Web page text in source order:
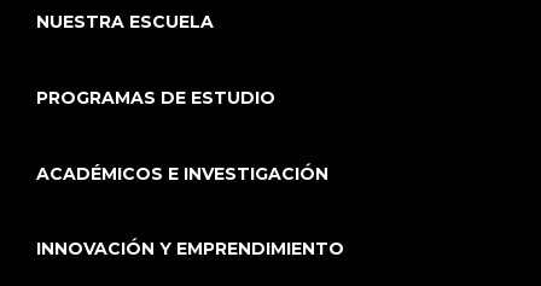
NUESTRA ESCUELA
PROGRAMAS DE ESTUDIO
ACADÉMICOS E INVESTIGACIÓN
INNOVACIÓN Y EMPRENDIMIENTO